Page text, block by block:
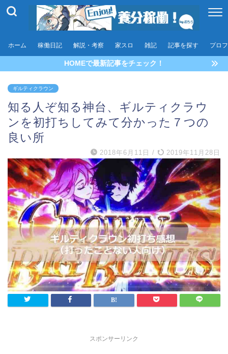
ホーム 稼働日記 解説・考察 家スロ 雑記 記事を探す プロ
HOMEで最新記事をチェック！
ギルティクラウン
知る人ぞ知る神台、ギルティクラウ
ンを初打ちしてみて分かった７つの
良い所
2018年6月11日 / 2019年11月28日
スポンサーリンク